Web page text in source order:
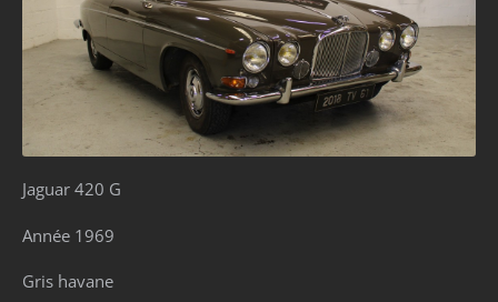
Jaguar 420 G
Année 1969
Gris havane